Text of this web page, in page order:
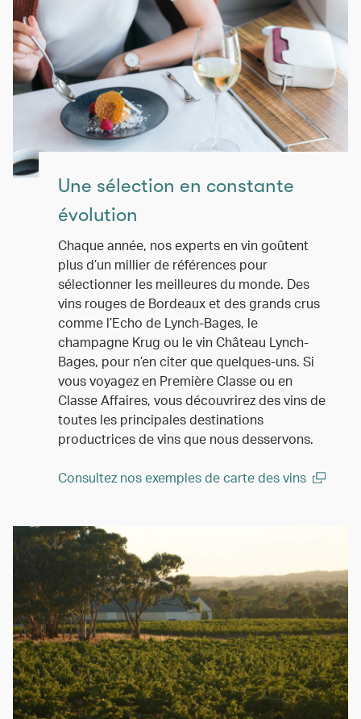
Une sélection en constante
évolution
Chaque année, nos experts en vin goûtent
plus d’un millier de références pour
sélectionner les meilleures du monde. Des
vins rouges de Bordeaux et des grands crus
comme l’Echo de Lynch-Bages, le
champagne Krug ou le vin Château Lynch-
Bages, pour n’en citer que quelques-uns. Si
vous voyagez en Première Classe ou en
Classe Affaires, vous découvrirez des vins de
toutes les principales destinations
productrices de vins que nous desservons.
Consultez nos exemples de carte des vins